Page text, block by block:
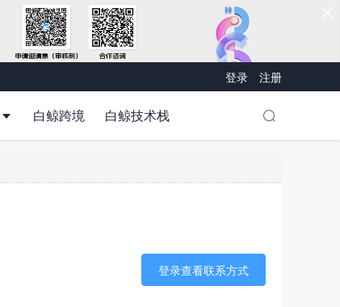
登录 注册
白鲸跨境 白鲸技术栈
登录查看联系方式